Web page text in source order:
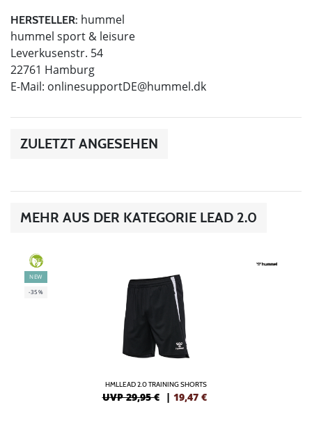
HERSTELLER: hummel
hummel sport & leisure
Leverkusenstr. 54
22761 Hamburg
E-Mail: onlinesupportDE@hummel.dk
ZULETZT ANGESEHEN
MEHR AUS DER KATEGORIE LEAD 2.0
GREEN
NEW
-35%
HMLLEAD 2.0 TRAINING SHORTS
UVP 29,95 € | 19,47 €